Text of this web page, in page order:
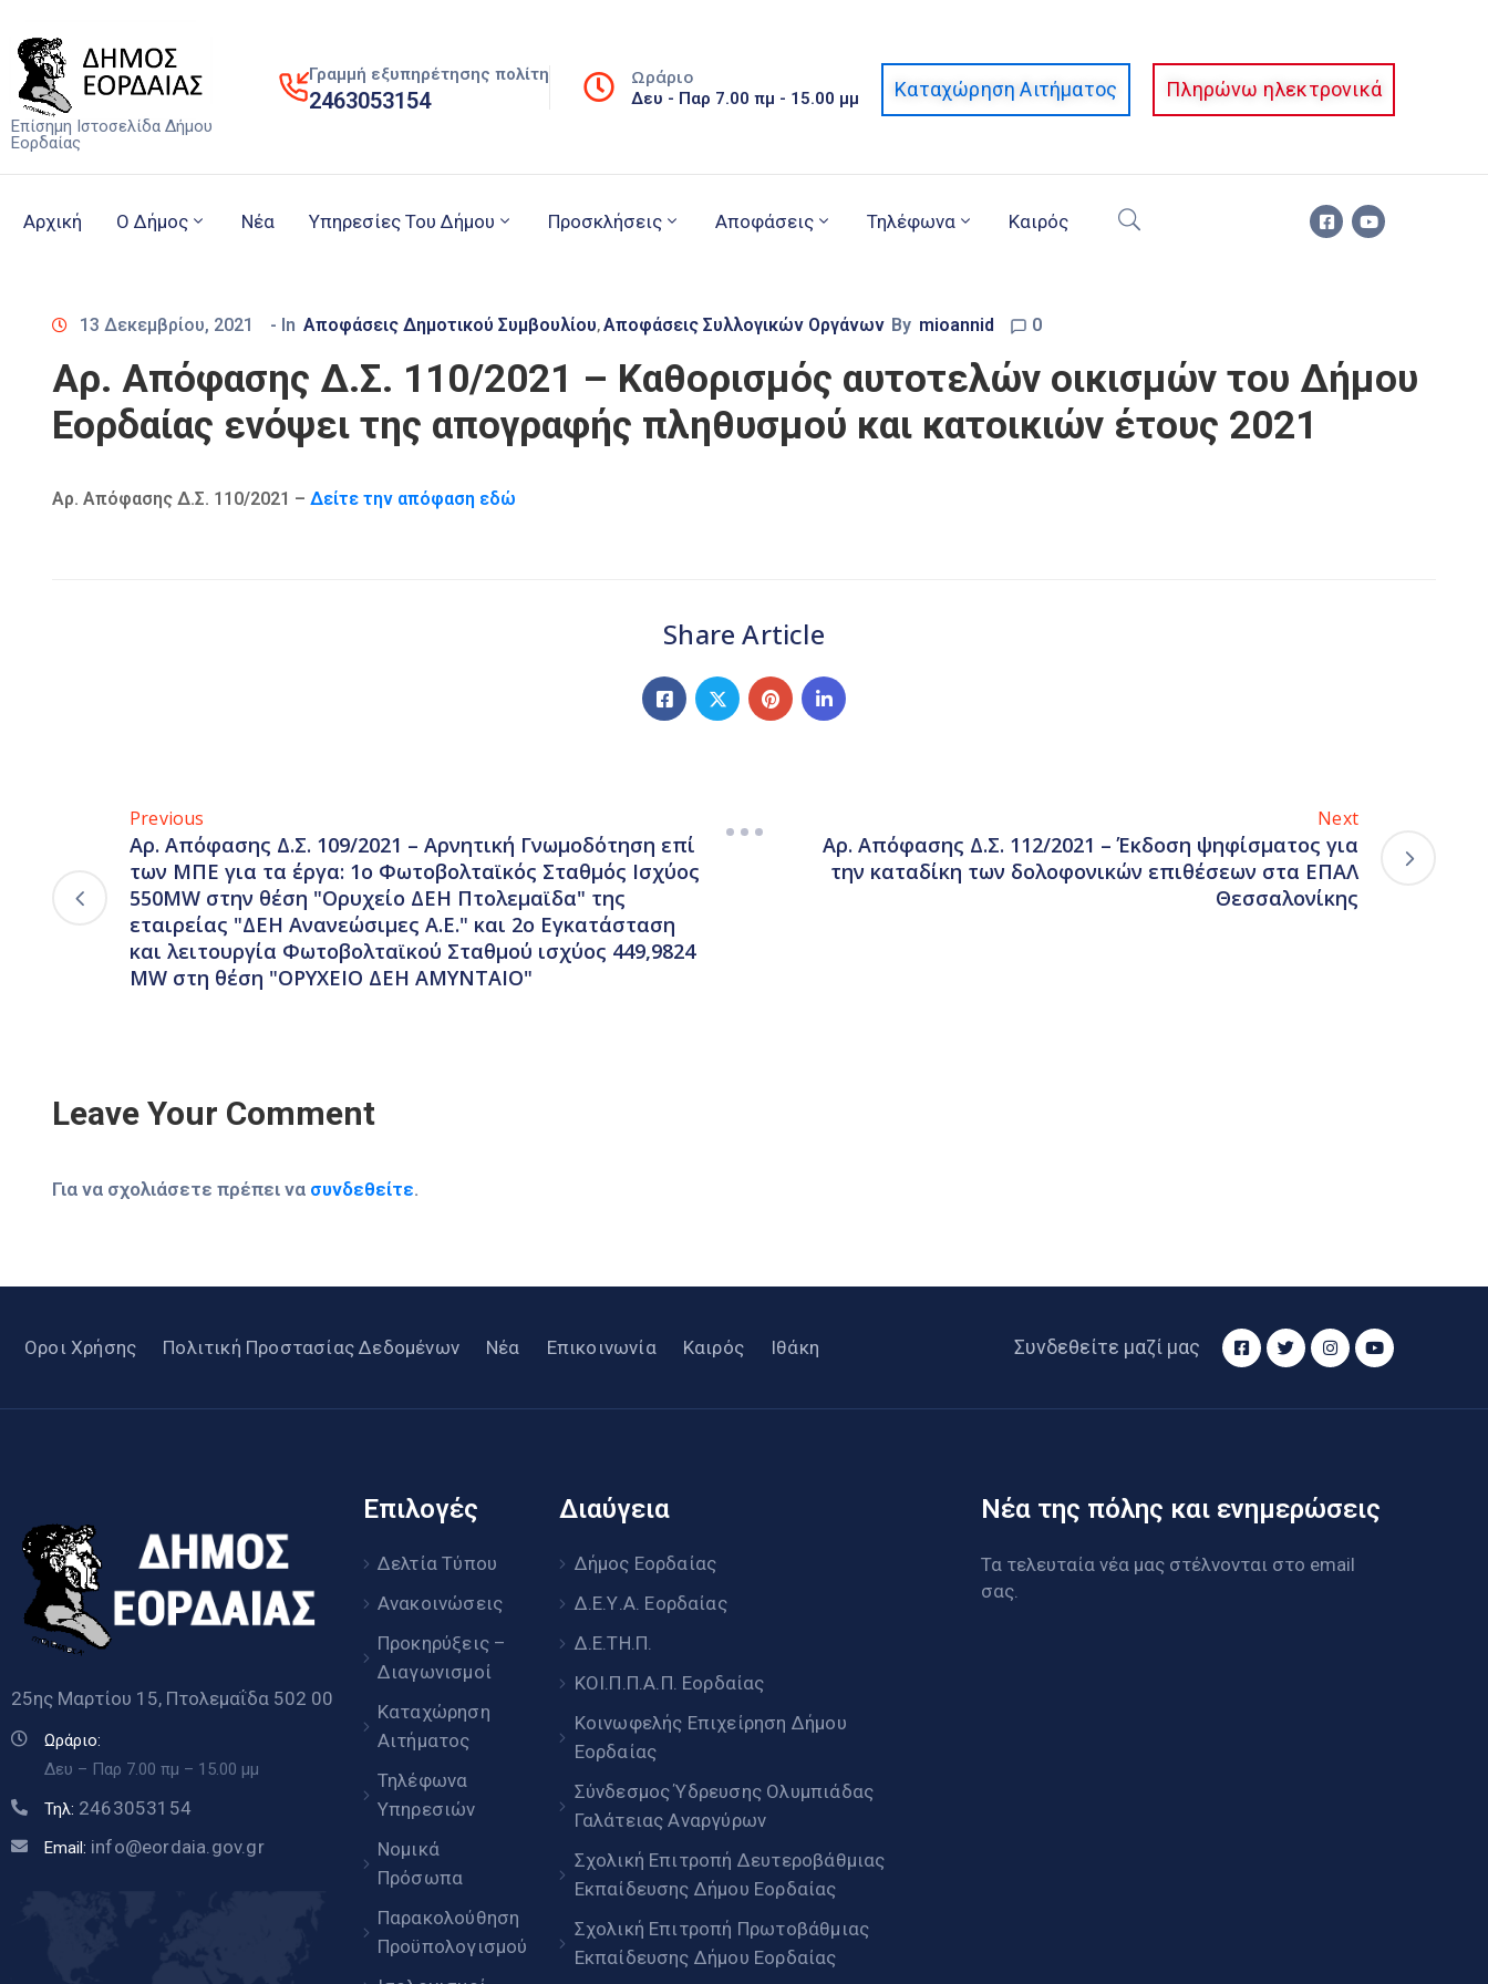
Επίσημη Ιστοσελίδα Δήμου
Εορδαίας
Γραμμή εξυπηρέτησης πολίτη
2463053154
Ωράριο
Δευ - Παρ 7.00 πμ - 15.00 μμ Καταχώρηση Αιτήματος Πληρώνω ηλεκτρονικά
Αρχική Ο Δήμος Νέα Υπηρεσίες Του Δήμου Προσκλήσεις Αποφάσεις Τηλέφωνα Καιρός
13 Δεκεμβρίου, 2021 - In Αποφάσεις Δημοτικού Συμβουλίου‚Αποφάσεις Συλλογικών Οργάνων By mioannid 0
Αρ. Απόφασης Δ.Σ. 110/2021 – Καθορισμός αυτοτελών οικισμών του Δήμου
Εορδαίας ενόψει της απογραφής πληθυσμού και κατοικιών έτους 2021
Αρ. Απόφασης Δ.Σ. 110/2021 – Δείτε την απόφαση εδώ
Share Article
Previous
Αρ. Απόφασης Δ.Σ. 109/2021 – Αρνητική Γνωμοδότηση επί
των ΜΠΕ για τα έργα: 1ο Φωτοβολταϊκός Σταθμός Ισχύος
550MW στην θέση "Ορυχείο ΔΕΗ Πτολεμαϊδα" της
εταιρείας "ΔΕΗ Ανανεώσιμες Α.Ε." και 2ο Εγκατάσταση
και λειτουργία Φωτοβολταϊκού Σταθμού ισχύος 449,9824
MW στη θέση "ΟΡΥΧΕΙΟ ΔΕΗ ΑΜΥΝΤΑΙΟ"
Next
Αρ. Απόφασης Δ.Σ. 112/2021 – Έκδοση ψηφίσματος για
την καταδίκη των δολοφονικών επιθέσεων στα ΕΠΑΛ
Θεσσαλονίκης
Leave Your Comment
Για να σχολιάσετε πρέπει να συνδεθείτε.
Οροι Χρήσης Πολιτική Προστασίας Δεδομένων Νέα Επικοινωνία Καιρός Ιθάκη Συνδεθείτε μαζί μας
25ης Μαρτίου 15, Πτολεμαΐδα 502 00
Ωράριο:
Δευ – Παρ 7.00 πμ – 15.00 μμ
Τηλ: 2463053154
Email: info@eordaia.gov.gr
Επιλογές
Δελτία Τύπου
Ανακοινώσεις
Προκηρύξεις –
Διαγωνισμοί
Καταχώρηση
Αιτήματος
Τηλέφωνα
Υπηρεσιών
Νομικά
Πρόσωπα
Παρακολούθηση
Προϋπολογισμού
Διαύγεια
Δήμος Εορδαίας
Δ.Ε.Υ.Α. Εορδαίας
Δ.Ε.ΤΗ.Π.
ΚΟΙ.Π.Π.Α.Π. Εορδαίας
Κοινωφελής Επιχείρηση Δήμου
Εορδαίας
Σύνδεσμος Ύδρευσης Ολυμπιάδας
Γαλάτειας Αναργύρων
Σχολική Επιτροπή Δευτεροβάθμιας
Εκπαίδευσης Δήμου Εορδαίας
Σχολική Επιτροπή Πρωτοβάθμιας
Εκπαίδευσης Δήμου Εορδαίας
Νέα της πόλης και ενημερώσεις
Τα τελευταία νέα μας στέλνονται στο email
σας.